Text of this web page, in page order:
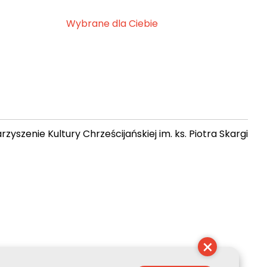
Wybrane dla Ciebie
Kultury Chrześcijańskiej im. ks. Piotra Skargi
×